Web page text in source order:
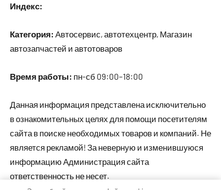
Индекс:
Категория: Автосервис, автотехцентр, Магазин
автозапчастей и автотоваров
Время работы: пн-сб 09:00–18:00
Данная информация представлена исключительно
в ознакомительных целях для помощи посетителям
сайта в поиске необходимых товаров и компаний. Не
является рекламой! За неверную и изменившуюся
информацию Администрация сайта
ответственность не несет.